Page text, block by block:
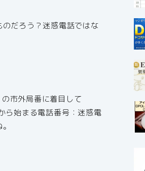
だろう？迷惑電話ではな
市外局番に着目して
始まる電話番号：迷惑電